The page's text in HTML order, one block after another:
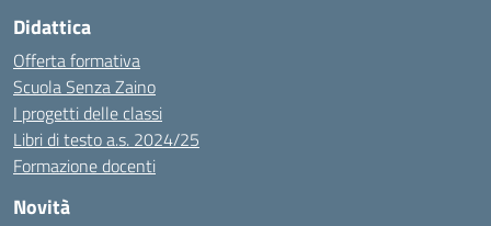
Didattica
Offerta formativa
Scuola Senza Zaino
I progetti delle classi
Libri di testo a.s. 2024/25
Formazione docenti
Novità